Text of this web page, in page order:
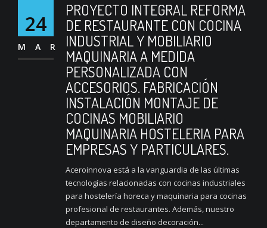
24
MAR
PROYECTO INTEGRAL REFORMA
DE RESTAURANTE CON COCINA
INDUSTRIAL Y MOBILIARIO
MAQUINARIA A MEDIDA
PERSONALIZADA CON
ACCESORIOS. FABRICACIÓN
INSTALACIÓN MONTAJE DE
COCINAS MOBILIARIO
MAQUINARIA HOSTELERIA PARA
EMPRESAS Y PARTICULARES.
Aceroinnova está a la vanguardia de las últimas
tecnologías relacionadas con cocinas industriales
para hostelería horeca y maquinaria para cocinas
profesional de restaurantes. Además, nuestro
departamento de diseño decoración...